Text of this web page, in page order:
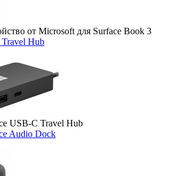
от Microsoft для Surface Book 3
Hub
USB-C Travel Hub
Audio Dock